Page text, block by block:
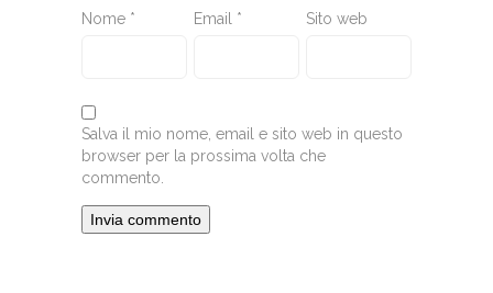
Nome * Email * Sito web
Salva il mio nome, email e sito web in questo
browser per la prossima volta che
commento.